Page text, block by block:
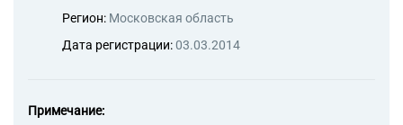
Регион: Московская область
Дата регистрации:03.03.2014
Примечание: